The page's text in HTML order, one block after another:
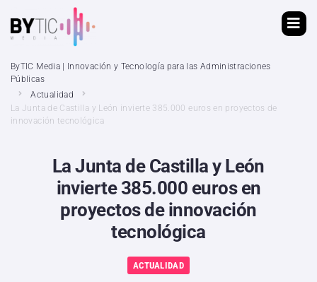
ByTIC Media | Innovación y Tecnología para las Administraciones
Públicas
Actualidad
La Junta de Castilla y León invierte 385.000 euros en proyectos de
innovación tecnológica
La Junta de Castilla y León
invierte 385.000 euros en
proyectos de innovación
tecnológica
ACTUALIDAD